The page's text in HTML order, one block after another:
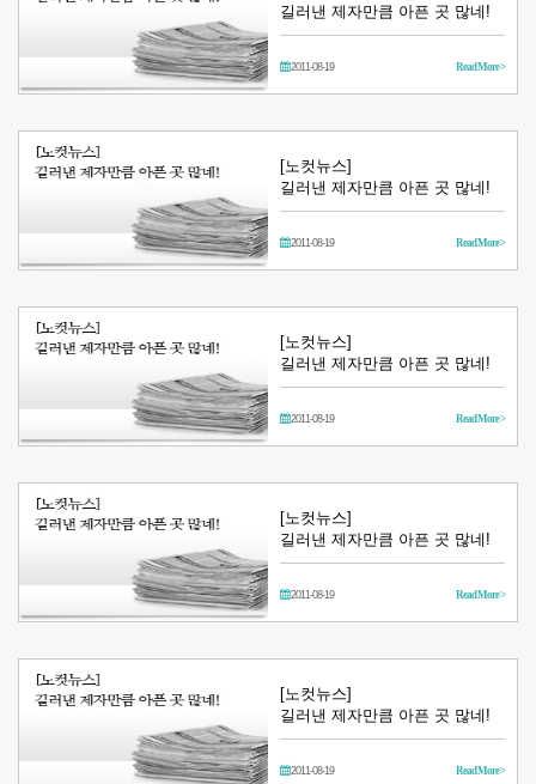
길러낸 제자만큼 아픈 곳 많네!
2011-08-19 Read More >
[노컷뉴스]
길러낸 제자만큼 아픈 곳 많네!
2011-08-19 Read More >
[노컷뉴스]
길러낸 제자만큼 아픈 곳 많네!
2011-08-19 Read More >
[노컷뉴스]
길러낸 제자만큼 아픈 곳 많네!
2011-08-19 Read More >
[노컷뉴스]
길러낸 제자만큼 아픈 곳 많네!
2011-08-19 Read More >